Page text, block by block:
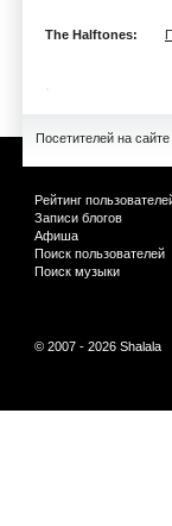
The Halftones:
Посетителей на сайте
Рейтинг
Записи блогов
Афиша
Поиск пользователей
Поиск музыки
© 2007 - 2026 Shalala